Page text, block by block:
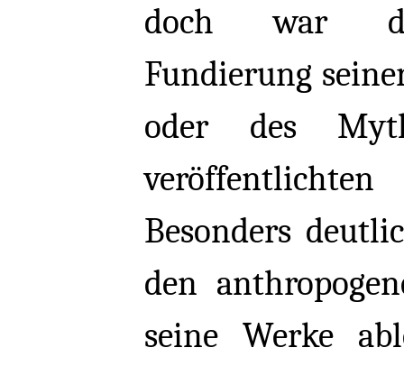
doch war
Fundierung
oder des
veröffentlichten
Besonders
den
seine Werke